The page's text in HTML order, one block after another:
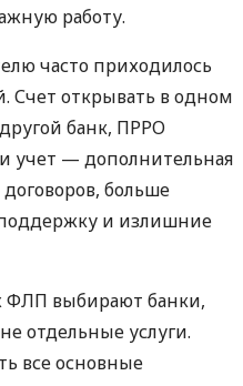
работу.
часто приходилось
Счет открывать в одном
банк, ПРРО
учет — дополнительная
больше
и излишние
ФЛП выбирают банки,
отдельные услуги.
все основные